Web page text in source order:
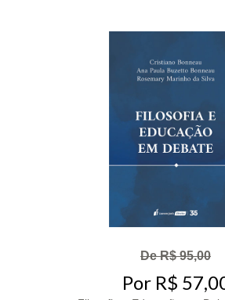
De R$ 95,00
Por R$